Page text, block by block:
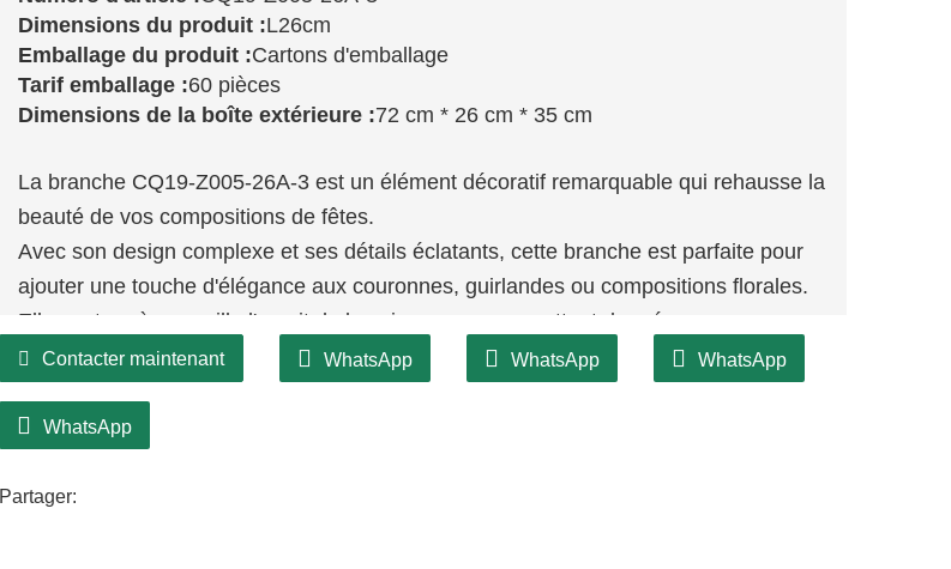
Dimensions du produit :L26cm
Emballage du produit :Cartons d'emballage
Tarif emballage :60 pièces
Dimensions de la boîte extérieure :72 cm * 26 cm * 35 cm
La branche CQ19-Z005-26A-3 est un élément décoratif remarquable qui rehausse la
beauté de vos compositions de fêtes.
Avec son design complexe et ses détails éclatants, cette branche est parfaite pour
ajouter une touche d'élégance aux couronnes, guirlandes ou compositions florales.
Elle capture à merveille l'esprit de la saison, vous permettant de créer une
atmosphère chaleureuse et accueillante dans votre maison.
Cette branche s'intègre harmonieusement à différents styles de décoration, que
Utilisez-le pour créer de superbes centres de table ou comme élément décoratif
Contacter maintenant WhatsApp WhatsApp WhatsApp
WhatsApp
Partager: